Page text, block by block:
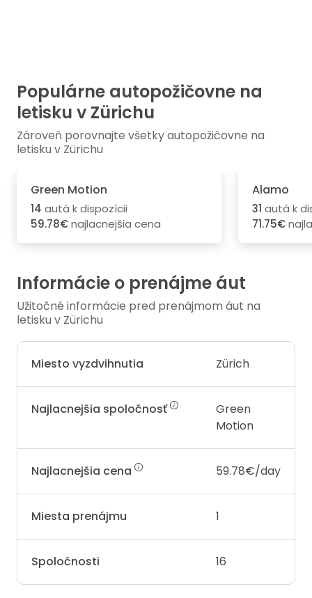
Populárne autopožičovne na
letisku v Zürichu
Zároveň porovnajte všetky autopožičovne na
letisku v Zürichu
Green Motion
14 autá k dispozícii
59.78€najlacnejšia cena
Alamo
31 autá k
71.75€
Informácie o prenájme áut
Užitočné informácie pred prenájmom áut na
letisku v Zürichu
Miesto vyzdvihnutia Zürich
Najlacnejšia spoločnosť
Green
Motion
Najlacnejšia cena 59.78€/day
Miesta prenájmu 1
Spoločnosti 16